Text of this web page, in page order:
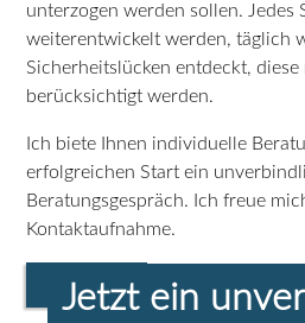
unterzogen werden sollen. Jedes
weiterentwickelt werden, täglich
Sicherheitslücken entdeckt, diese
berücksichtigt werden.
Ich biete Ihnen individuelle
erfolgreichen Start ein
Beratungsgespräch. Ich freue
Kontaktaufnahme.
KONTAKT
Jetzt ein